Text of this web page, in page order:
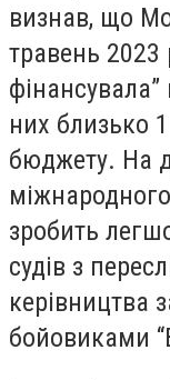
визнав, що
травень 2023
них близько
бюджету. На
зробить
судів з
керівництва
бойовиками